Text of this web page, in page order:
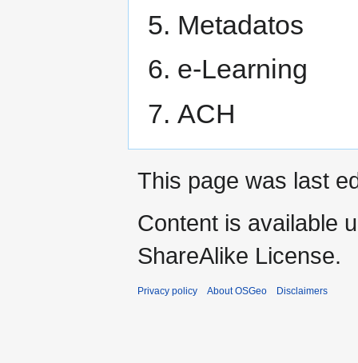
Metadatos
e-Learning
ACH
This page was last
Content is available
ShareAlike License.
Privacy policy About OSGeo Disclaimers